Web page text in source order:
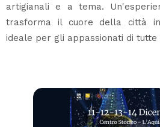
artigianali e a tema.
trasforma il cuore della città
ideale per gli appassionati di tutte